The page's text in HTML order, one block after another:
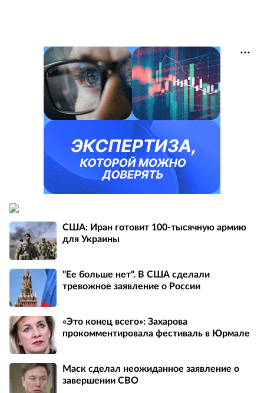
США: Иран готовит 100-тысячную армию
для Украины
"Ее больше нет". В США сделали
тревожное заявление о России
«Это конец всего»: Захарова
прокомментировала фестиваль в Юрмале
Маск сделал неожиданное заявление о
завершении СВО